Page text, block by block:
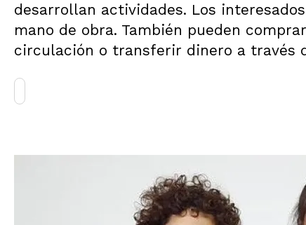
desarrollan actividades. Los
mano de obra. También pueden
circulación o transferir dinero a través